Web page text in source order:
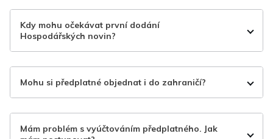
Kdy mohu očekávat první dodání
Hospodářských novin?
Mohu si předplatné objednat i do zahraničí?
Mám problém s vyúčtováním předplatného. Jak